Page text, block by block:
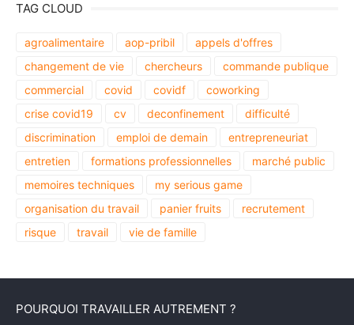
TAG CLOUD
agroalimentaire aop-pribil
appels d'offres
changement de vie
chercheurs
commande publique
commercial
covid covidf
coworking
crise covid19
cv deconfinement
difficulté
discrimination
emploi de demain
entrepreneuriat
entretien
formations professionnelles
marché public
memoires techniques
my serious game
organisation du travail
panier fruits
recrutement
risque
travail vie de famille
POURQUOI TRAVAILLER AUTREMENT ?